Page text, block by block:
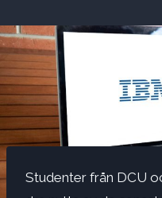
Studenter från DCU